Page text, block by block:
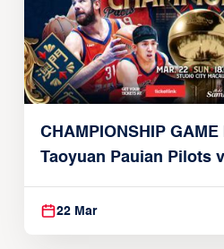
CHAMPIONSHIP
Taoyuan Pauian Pilots
Brex (March 22, 2026)
22 Mar